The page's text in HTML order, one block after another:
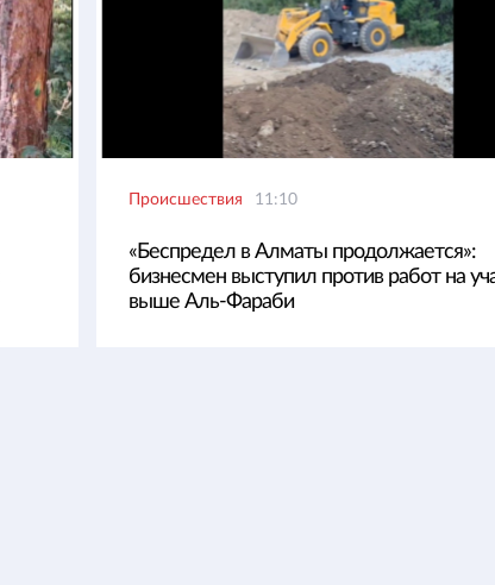
Происшествия 11:10
«Беспредел в Алматы продолжается»:
бизнесмен выступил против работ на
выше Аль-Фараби